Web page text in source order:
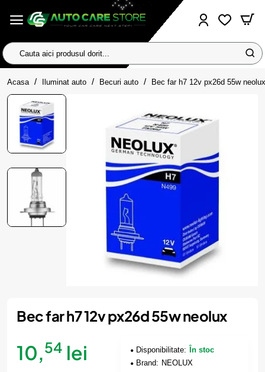
Cauta
aici
produsul
dorit...
Acasa homeIluminat auto Becuri auto Bec far h7 12v px26d 55w neolux
Bec far h7 12v px26d 55w neolux
10,54 lei Disponibilitate:
În stoc
Brand: NEOLUX